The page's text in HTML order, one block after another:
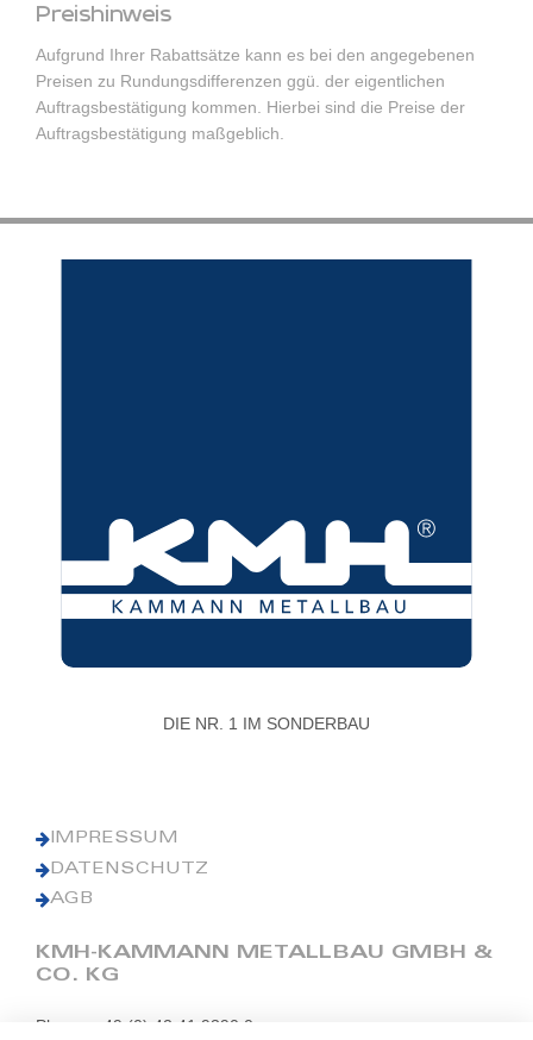
Preishinweis
Aufgrund Ihrer Rabattsätze kann es bei den angegebenen
Preisen zu Rundungsdifferenzen ggü. der eigentlichen
Auftragsbestätigung kommen. Hierbei sind die Preise der
Auftragsbestätigung maßgeblich.
DIE NR. 1 IM SONDERBAU
IMPRESSUM
DATENSCHUTZ
AGB
KMH-KAMMANN METALLBAU GMBH &
CO. KG
Phone: +49 (0) 42 41 9390 0